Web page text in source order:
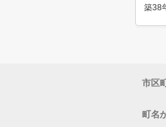
築38
市区
町名